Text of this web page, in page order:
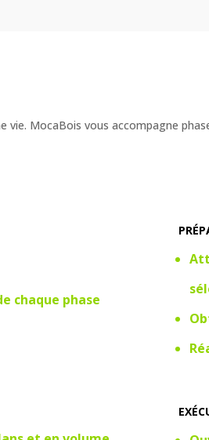
MocaBois vous accompagne
chaque phase